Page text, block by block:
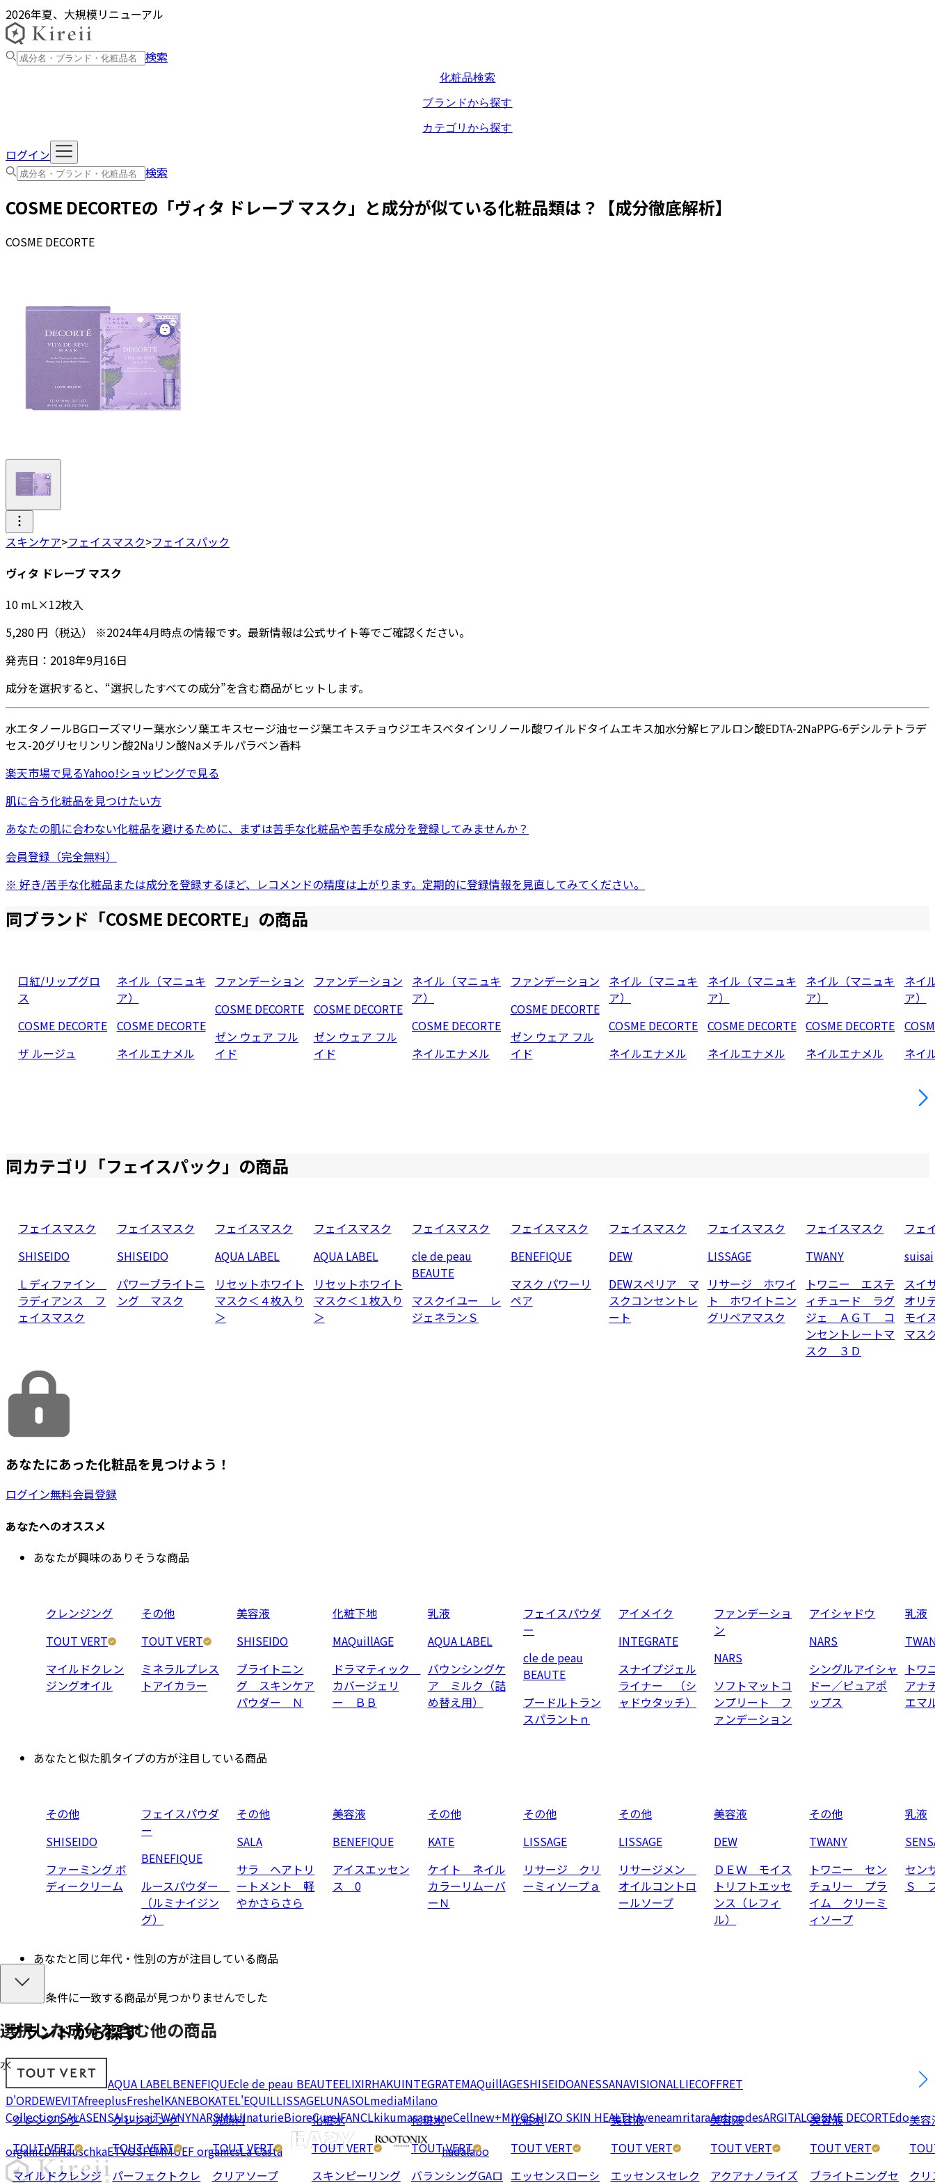
2026年夏、大規模リニューアル
検索
化粧品検索
ブランドから探す
カテゴリから探す
ログイン
検索
COSME DECORTEの「ヴィタ ドレーブ マスク 」と成分が似ている化粧品類は？【成分徹底解析】
COSME DECORTE
スキンケア>フェイスマスク>フェイスパック
ヴィタ ドレーブ マスク
10 mL×12枚入
5,280 円 （税込） ※2024年4月時点の情報です。最新情報は公式サイト等でご確認ください。
発売日： 2018年9月16日
成分を選択すると、“選択したすべての成分”を含む商品がヒットします。
水エタノールBGローズマリー葉水シソ葉エキスセージ油セージ葉エキスチョウジエキスベタインリノール酸ワイルドタイムエキス加水分解ヒアルロン酸EDTA-2NaPPG-6デシルテトラデ
セス-20グリセリンリン酸2Naリン酸Naメチルパラベン香料
楽天市場で見るYahoo!ショッピングで見る
肌に合う化粧品を見つけたい方
あなたの肌に合わない化粧品を避けるために、まずは苦手な化粧品や苦手な成分を登録してみませんか？
会員登録（完全無料）
※ 好き/苦手な化粧品または成分を登録するほど、レコメンドの精度は上がります。定期的に登録情報を見直してみてください。
同ブランド「COSME DECORTE」の商品
口紅/リップグロ
ス
COSME DECORTE
ザ ルージュ
ネイル（マニュキ
ア）
COSME DECORTE
ネイルエナメル
ファンデーション
COSME DECORTE
ゼン ウェア フル
イド
ファンデーション
COSME DECORTE
ゼン ウェア フル
イド
ネイル（マニュキ
ア）
COSME DECORTE
ネイルエナメル
ファンデーション
COSME DECORTE
ゼン ウェア フル
イド
ネイル（マニュキ
ア）
COSME DECORTE
ネイルエナメル
ネイル（マニュキ
ア）
COSME DECORTE
ネイルエナメル
ネイル（マニュキ
ア）
COSME DECORTE
ネイルエナメル
ネイ
ア）
ネイ
同カテゴリ「フェイスパック」の商品
フェイスマスク
SHISEIDO
Ｌディファイン
ラディアンス フ
ェイスマスク
フェイスマスク
SHISEIDO
パワーブライトニ
ング マスク
フェイスマスク
AQUA LABEL
リセットホワイト
マスク＜４枚入り
＞
フェイスマスク
AQUA LABEL
リセットホワイト
マスク＜１枚入り
＞
フェイスマスク
cle de peau
BEAUTE
マスクイユー レ
ジェネランＳ
フェイスマスク
BENEFIQUE
マスク パワーリ
ペア
フェイスマスク
DEW
DEWスぺリア マ
スクコンセントレ
ート
フェイスマスク
LISSAGE
リサージ ホワイ
ト ホワイトニン
グリペアマスク
フェイスマスク
TWANY
トワニー エステ
ィチュード ラグ
ジェ ＡＧＴ コ
ンセントレートマ
スク ３Ｄ
フェ
suisai
スイ
オリ
モイ
マス
選択した成分を含む他の商品
水
クレンジング
TOUT VERT
マイルドクレンジ
クレンジング
TOUT VERT
パーフェクトクレ
洗顔料
TOUT VERT
クリアソープ
化粧水
TOUT VERT
スキンピーリング
化粧水
TOUT VERT
バランシングGAロ
化粧水
TOUT VERT
エッセンスローシ
美容液
TOUT VERT
エッセンスセレク
美容液
TOUT VERT
アクアナノライズ
美容液
TOUT VERT
ブライトニングセ
美容
ク
あなたにあった化粧品を見つけよう！
ログイン無料会員登録
あなたへのオススメ
あなたが興味のありそうな商品
クレンジング
TOUT VERT
マイルドクレン
ジングオイル
その他
TOUT VERT
ミネラルプレス
トアイカラー
美容液
SHISEIDO
ブライトニン
グ スキンケア
パウダー Ｎ
化粧下地
MAQuillAGE
ドラマティック
カバージェリ
ー ＢＢ
乳液
AQUA LABEL
バウンシングケ
ア ミルク（詰
め替え用）
フェイスパウダ
ー
cle de peau
BEAUTE
プードルトラン
スパラントｎ
アイメイク
INTEGRATE
スナイプジェル
ライナー （シ
ャドウタッチ）
ファンデーショ
ン
NARS
ソフトマットコ
ンプリート フ
ァンデーション
アイシャドウ
NARS
シングルアイシャ
ドー／ピュアポ
ップス
乳液
ト
アナ
エマ
あなたと似た肌タイプの方が注目している商品
その他
SHISEIDO
ファーミング ボ
ディークリーム
フェイスパウダ
ー
BENEFIQUE
ルースパウダー
（ルミナイジン
グ）
その他
SALA
サラ ヘアトリ
ートメント 軽
やかさらさら
美容液
BENEFIQUE
アイスエッセン
ス 0
その他
KATE
ケイト ネイル
カラーリムーバ
ーＮ
その他
LISSAGE
リサージ クリ
ーミィソープａ
その他
LISSAGE
リサージメン
オイルコントロ
ールソープ
美容液
DEW
ＤＥＷ モイス
トリフトエッセ
ンス（レフィ
ル）
その他
TWANY
トワニー セン
チュリー プラ
イム クリーミ
ィソープ
乳液
セン
Ｓ
あなたと同じ年代・性別の方が注目している商品
条件に一致する商品が見つかりませんでした
ブランドから探す
AQUA LABELBENEFIQUEcle de peau BEAUTEELIXIRHAKUINTEGRATEMAQuillAGESHISEIDOANESSANAVISIONALLIECOFFRET
D'ORDEWEVITAfreeplusFreshelKANEBOKATEL'EQUILLISSAGELUNASOLmediaMilano
CollectionSALASENSAIsuisaiTWANYNARSMUJInaturieBioreCurelFANCLkikumasamuneCellnew+MIYOSHIZO SKIN HEALTHAveneamritaraAntipodesARGITALCOSME DECORTEdo
organicDr.HauschkaETVOSFEMMUEF organicsLa Casta hadalabo